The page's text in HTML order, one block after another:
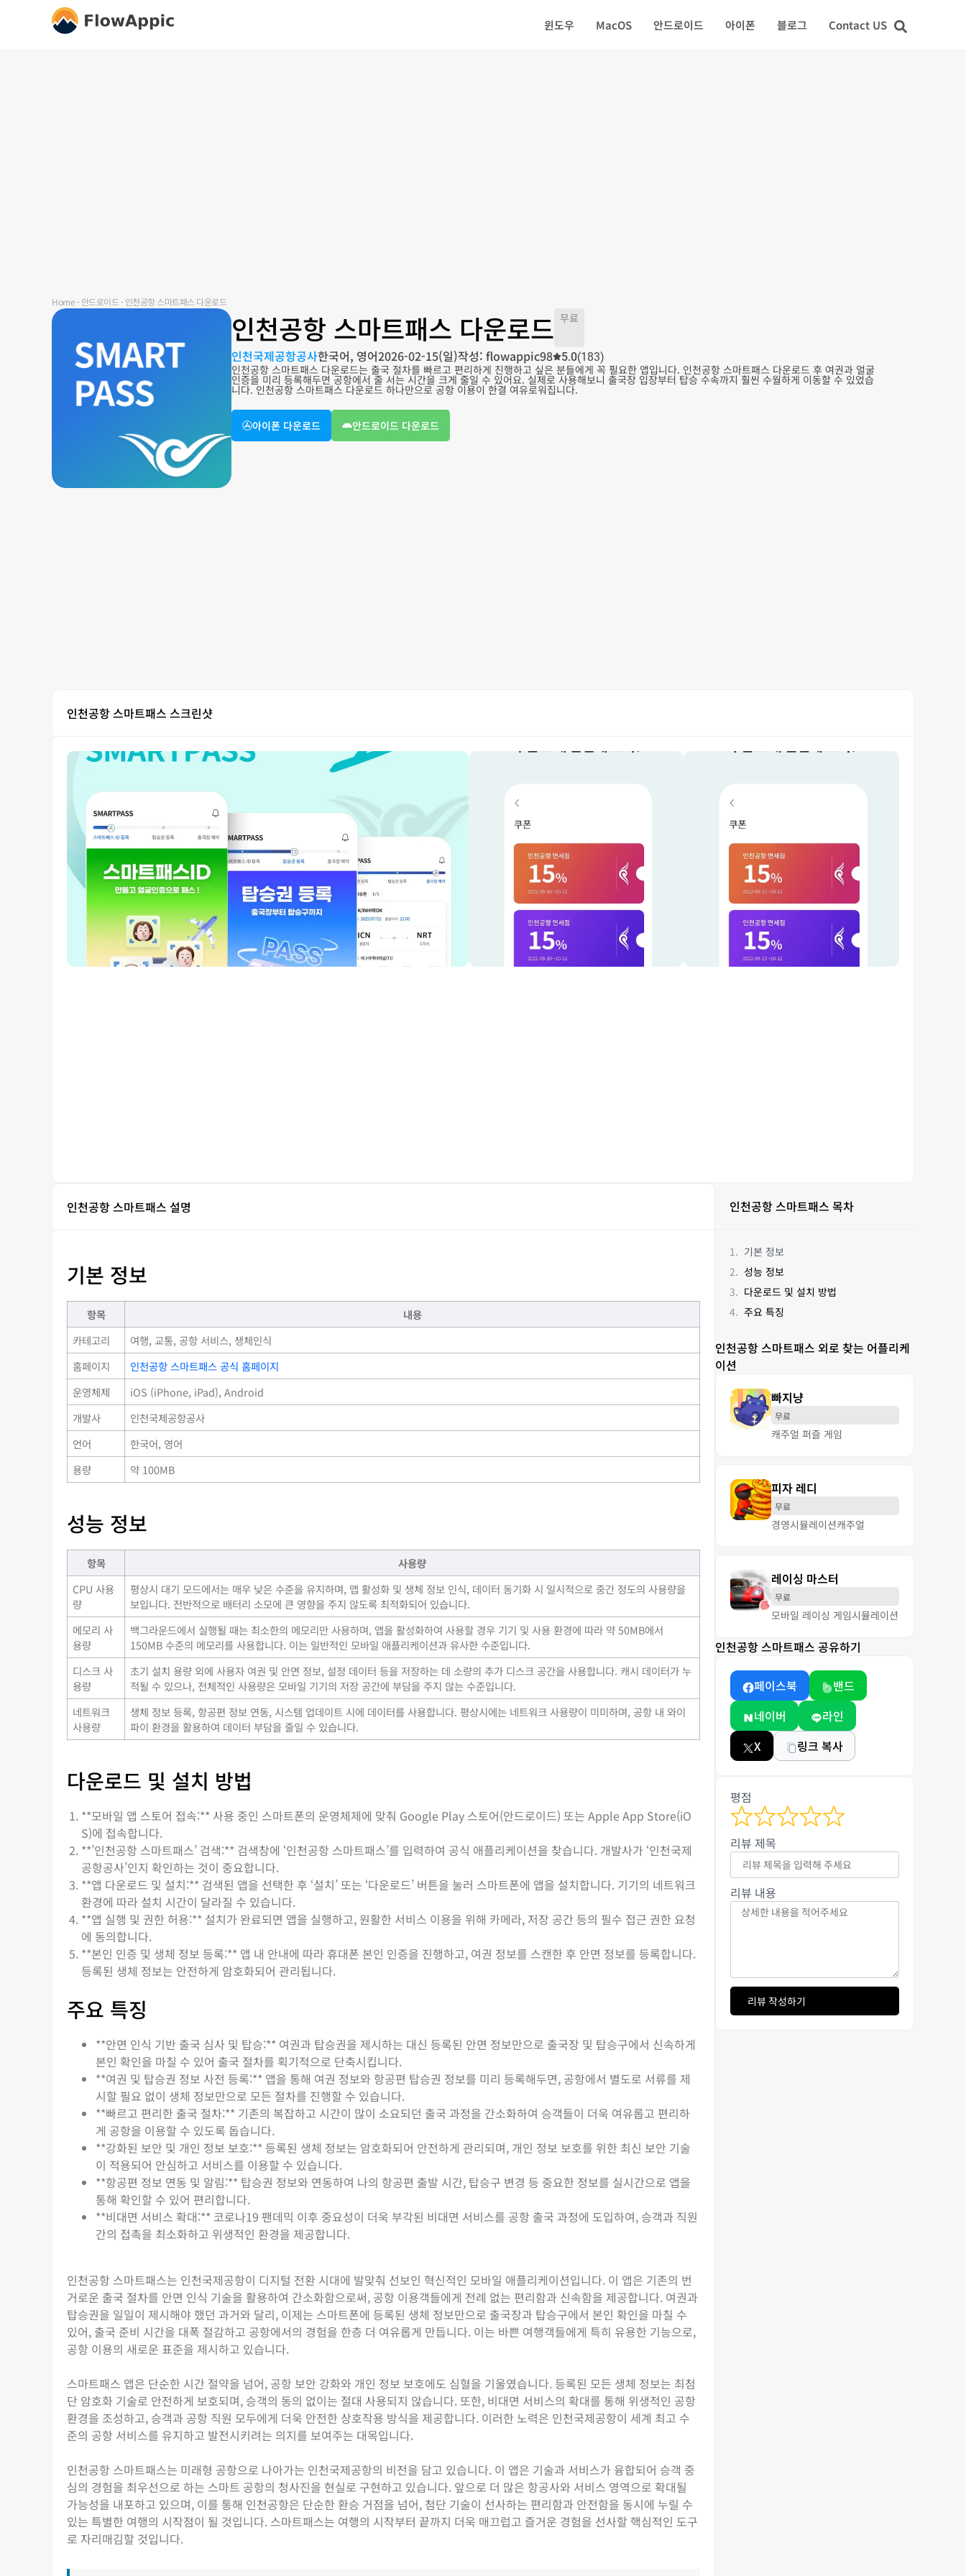
윈도우 MacOS 안드로이드 아이폰 블로그 Contact US
Home-안드로이드-인천공항 스마트패스 다운로드
인천공항 스마트패스 다운로드 무료
인천국제공항공사한국어, 영어2026-02-15(일)작성: flowappic98 5.0(183)
인천공항 스마트패스 다운로드는 출국 절차를 빠르고 편리하게 진행하고 싶은 분들에게 꼭 필요한 앱입니다. 인천공항 스마트패스 다운로드 후 여권과 얼굴
인증을 미리 등록해두면 공항에서 줄 서는 시간을 크게 줄일 수 있어요. 실제로 사용해보니 출국장 입장부터 탑승 수속까지 훨씬 수월하게 이동할 수 있었습
니다. 인천공항 스마트패스 다운로드 하나만으로 공항 이용이 한결 여유로워집니다.
아이폰 다운로드 안드로이드 다운로드
인천공항 스마트패스 스크린샷
인천공항 스마트패스 설명
기본 정보
항목
내용
카테고리
여행, 교통, 공항 서비스, 생체인식
홈페이지
인천공항 스마트패스 공식 홈페이지
운영체제
iOS (iPhone, iPad), Android
개발사
인천국제공항공사
언어
한국어, 영어
용량
약 100MB
성능 정보
항목
사용량
CPU 사용
량
평상시 대기 모드에서는 매우 낮은 수준을 유지하며, 앱 활성화 및 생체 정보 인식, 데이터 동기화 시 일시적으로 중간 정도의 사용량을
보입니다. 전반적으로 배터리 소모에 큰 영향을 주지 않도록 최적화되어 있습니다.
메모리 사
용량
백그라운드에서 실행될 때는 최소한의 메모리만 사용하며, 앱을 활성화하여 사용할 경우 기기 및 사용 환경에 따라 약 50MB에서
150MB 수준의 메모리를 사용합니다. 이는 일반적인 모바일 애플리케이션과 유사한 수준입니다.
디스크 사
용량
초기 설치 용량 외에 사용자 여권 및 안면 정보, 설정 데이터 등을 저장하는 데 소량의 추가 디스크 공간을 사용합니다. 캐시 데이터가 누
적될 수 있으나, 전체적인 사용량은 모바일 기기의 저장 공간에 부담을 주지 않는 수준입니다.
네트워크
사용량
생체 정보 등록, 항공편 정보 연동, 시스템 업데이트 시에 데이터를 사용합니다. 평상시에는 네트워크 사용량이 미미하며, 공항 내 와이
파이 환경을 활용하여 데이터 부담을 줄일 수 있습니다.
다운로드 및 설치 방법
**모바일 앱 스토어 접속:** 사용 중인 스마트폰의 운영체제에 맞춰 Google Play 스토어(안드로이드) 또는 Apple App Store(iO
S)에 접속합니다.
**’인천공항 스마트패스’ 검색:** 검색창에 ‘인천공항 스마트패스’를 입력하여 공식 애플리케이션을 찾습니다. 개발사가 ‘인천국제
공항공사’인지 확인하는 것이 중요합니다.
**앱 다운로드 및 설치:** 검색된 앱을 선택한 후 ‘설치’ 또는 ‘다운로드’ 버튼을 눌러 스마트폰에 앱을 설치합니다. 기기의 네트워크
환경에 따라 설치 시간이 달라질 수 있습니다.
**앱 실행 및 권한 허용:** 설치가 완료되면 앱을 실행하고, 원활한 서비스 이용을 위해 카메라, 저장 공간 등의 필수 접근 권한 요청
에 동의합니다.
**본인 인증 및 생체 정보 등록:** 앱 내 안내에 따라 휴대폰 본인 인증을 진행하고, 여권 정보를 스캔한 후 안면 정보를 등록합니다.
등록된 생체 정보는 안전하게 암호화되어 관리됩니다.
주요 특징
**안면 인식 기반 출국 심사 및 탑승:** 여권과 탑승권을 제시하는 대신 등록된 안면 정보만으로 출국장 및 탑승구에서 신속하게
본인 확인을 마칠 수 있어 출국 절차를 획기적으로 단축시킵니다.
**여권 및 탑승권 정보 사전 등록:** 앱을 통해 여권 정보와 항공편 탑승권 정보를 미리 등록해두면, 공항에서 별도로 서류를 제
시할 필요 없이 생체 정보만으로 모든 절차를 진행할 수 있습니다.
**빠르고 편리한 출국 절차:** 기존의 복잡하고 시간이 많이 소요되던 출국 과정을 간소화하여 승객들이 더욱 여유롭고 편리하
게 공항을 이용할 수 있도록 돕습니다.
**강화된 보안 및 개인 정보 보호:** 등록된 생체 정보는 암호화되어 안전하게 관리되며, 개인 정보 보호를 위한 최신 보안 기술
이 적용되어 안심하고 서비스를 이용할 수 있습니다.
**항공편 정보 연동 및 알림:** 탑승권 정보와 연동하여 나의 항공편 출발 시간, 탑승구 변경 등 중요한 정보를 실시간으로 앱을
통해 확인할 수 있어 편리합니다.
**비대면 서비스 확대:** 코로나19 팬데믹 이후 중요성이 더욱 부각된 비대면 서비스를 공항 출국 과정에 도입하여, 승객과 직원
간의 접촉을 최소화하고 위생적인 환경을 제공합니다.
인천공항 스마트패스는 인천국제공항이 디지털 전환 시대에 발맞춰 선보인 혁신적인 모바일 애플리케이션입니다. 이 앱은 기존의 번
거로운 출국 절차를 안면 인식 기술을 활용하여 간소화함으로써, 공항 이용객들에게 전례 없는 편리함과 신속함을 제공합니다. 여권과
탑승권을 일일이 제시해야 했던 과거와 달리, 이제는 스마트폰에 등록된 생체 정보만으로 출국장과 탑승구에서 본인 확인을 마칠 수
있어, 출국 준비 시간을 대폭 절감하고 공항에서의 경험을 한층 더 여유롭게 만듭니다. 이는 바쁜 여행객들에게 특히 유용한 기능으로,
공항 이용의 새로운 표준을 제시하고 있습니다.
스마트패스 앱은 단순한 시간 절약을 넘어, 공항 보안 강화와 개인 정보 보호에도 심혈을 기울였습니다. 등록된 모든 생체 정보는 최첨
단 암호화 기술로 안전하게 보호되며, 승객의 동의 없이는 절대 사용되지 않습니다. 또한, 비대면 서비스의 확대를 통해 위생적인 공항
환경을 조성하고, 승객과 공항 직원 모두에게 더욱 안전한 상호작용 방식을 제공합니다. 이러한 노력은 인천국제공항이 세계 최고 수
준의 공항 서비스를 유지하고 발전시키려는 의지를 보여주는 대목입니다.
인천공항 스마트패스는 미래형 공항으로 나아가는 인천국제공항의 비전을 담고 있습니다. 이 앱은 기술과 서비스가 융합되어 승객 중
심의 경험을 최우선으로 하는 스마트 공항의 청사진을 현실로 구현하고 있습니다. 앞으로 더 많은 항공사와 서비스 영역으로 확대될
가능성을 내포하고 있으며, 이를 통해 인천공항은 단순한 환승 거점을 넘어, 첨단 기술이 선사하는 편리함과 안전함을 동시에 누릴 수
있는 특별한 여행의 시작점이 될 것입니다. 스마트패스는 여행의 시작부터 끝까지 더욱 매끄럽고 즐거운 경험을 선사할 핵심적인 도구
로 자리매김할 것입니다.
인천공항 스마트패스 목차
기본 정보
성능 정보
다운로드 및 설치 방법
주요 특징
인천공항 스마트패스 외로 찾는 어플리케
이션
빠지냥
무료
캐주얼 퍼즐 게임
피자 레디
무료
경영시뮬레이션캐주얼
레이싱 마스터
무료
모바일 레이싱 게임시뮬레이션
인천공항 스마트패스 공유하기
페이스북
밴드
네이버
라인
X
링크 복사
평점
리뷰 제목
리뷰 내용
리뷰 작성하기